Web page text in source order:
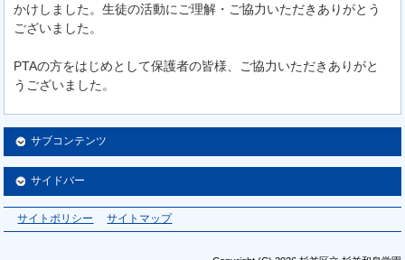
かけしました。生徒の活動にご理解・ご協力いただきありがとう
ございました。
PTAの方をはじめとして保護者の皆様、ご協力いただきありがと
うございました。
サブコンテンツ
サイドバー
サイトポリシー サイトマップ